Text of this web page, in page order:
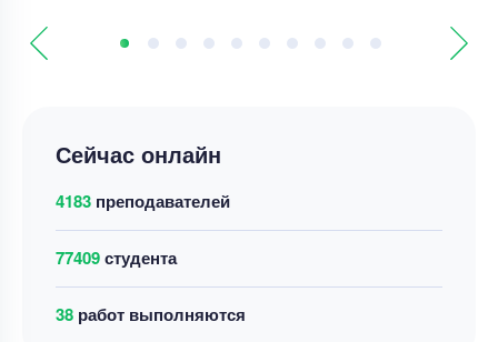
Сейчас онлайн
4183 преподавателей
77409студента
40 работ выполняются